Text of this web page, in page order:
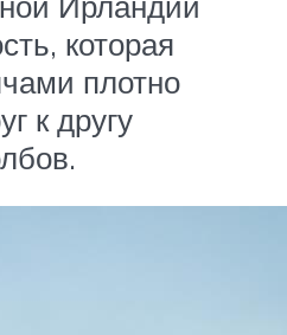
которая
плотно
к другу